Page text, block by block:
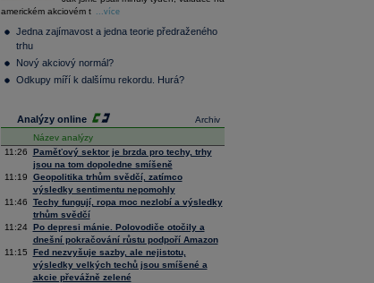
Composite
36 093,28 -0,15
Tecdax
Performance
index
4 000,99
americkém akciovém t
...více
Jedna zajímavost a jedna teorie předraženého
trhu
Nový akciový normál?
Odkupy míří k dalšímu rekordu. Hurá?
Archiv
Analýzy online
Název analýzy
11:26
Paměťový sektor je brzda pro techy, trhy
jsou na tom dopoledne smíšeně
11:19
Geopolitika trhům svědčí, zatímco
výsledky sentimentu nepomohly
11:46
Techy fungují, ropa moc nezlobí a výsledky
trhům svědčí
11:24
Po depresi mánie. Polovodiče otočily a
dnešní pokračování růstu podpoří Amazon
11:15
Fed nezvyšuje sazby, ale nejistotu,
výsledky velkých techů jsou smíšené a
akcie převážně zelené